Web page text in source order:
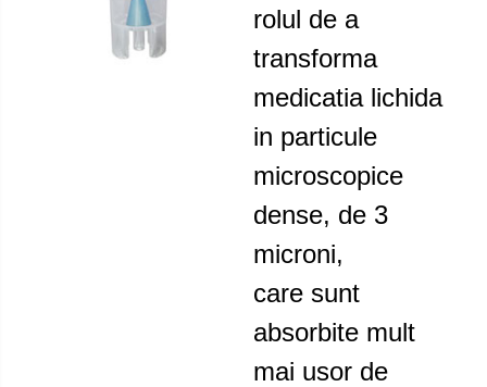
rolul de a
transforma
medicatia lichida
in particule
microscopice
dense, de 3
microni,
care sunt
absorbite mult
mai usor de